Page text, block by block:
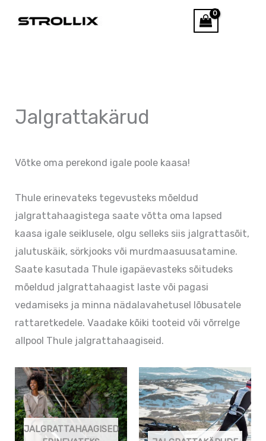
Jalgrattakärud
Võtke oma perekond igale poole kaasa!
Thule erinevateks tegevusteks mõeldud
jalgrattahaagistega saate võtta oma lapsed
kaasa igale seiklusele, olgu selleks siis jalgrattasõit,
jalutuskäik, sörkjooks või murdmaasuusatamine.
Saate kasutada Thule igapäevasteks sõitudeks
mõeldud jalgrattahaagist laste või pagasi
vedamiseks ja minna nädalavahetusel lõbusatele
rattaretkedele. Vaadake kõiki tooteid või võrrelge
allpool Thule jalgrattahaagiseid.
JALGRATTAHAAGISED